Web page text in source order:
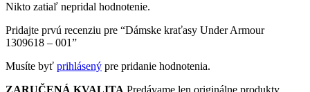
Nikto zatiaľ nepridal hodnotenie.
Pridajte prvú recenziu pre “Dámske kraťasy Under Armour
1309618 – 001”
Musíte byť prihlásený pre pridanie hodnotenia.
ZARUČENÁ KVALITA Predávame len originálne produkty